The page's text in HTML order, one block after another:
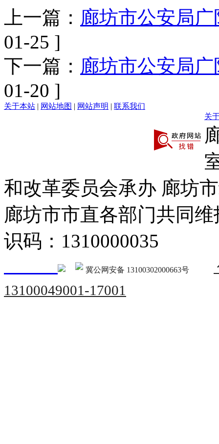
上一篇： 廊坊市公安局
01-25 ]
下一篇： 廊坊市公安局
01-20 ]
关于本站 | 网站地图 | 网站声明 | 联系我们
关
和改革委员会承办 廊坊
廊坊市市直各部门共同
识码：1310000035
冀公网安备 13100302000663号
13100049001-17001